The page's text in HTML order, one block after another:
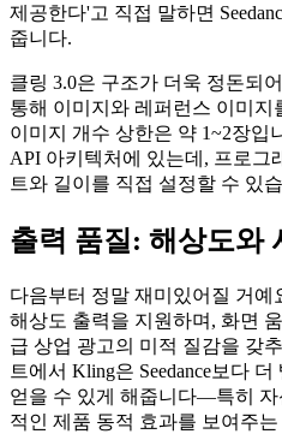
제공한다'고 직접 말하면
줍니다.
클링 3.0은 구조가 더욱 정돈되
통해 이미지와 레퍼런스 이미
이미지 개수 상한은 약 1~2장입
API 아키텍처에 있는데, 프로그
트와 길이를 직접 설정할 수 있
출력 품질: 해상도와
다음부터 정말 재미있어질 거예
해상도 출력을 지원하며, 화면
급 상업 광고의 미적 질감을 갖
트에서 Kling은 Seedance보다
얻을 수 있게 해줍니다—특히
적인 제품 동적 효과를 보여주